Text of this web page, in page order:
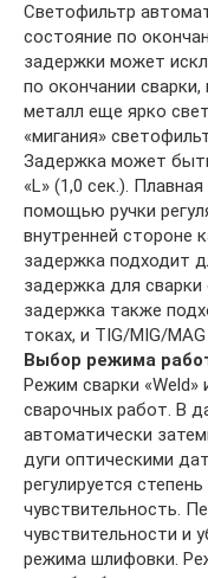
Светофильтр
состояние по
задержки может
по окончании
металл еще ярко
«мигания»
Задержка может
«L» (1,0 сек.).
помощью ручки
внутренней стороне
задержка подходит
задержка для
задержка также
токах, и TIG/MIG/
Выбор режима
Режим сварки «Weld»
сварочных работ. В
автоматически
дуги оптическими
регулируется
чувствительность.
чувствительности и
режима шлифовки.